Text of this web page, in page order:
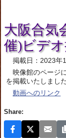
大阪合気
催)ビデ
掲載日：2023年
映像館のページ
を掲載いたしました
動画へのリンク
Share: